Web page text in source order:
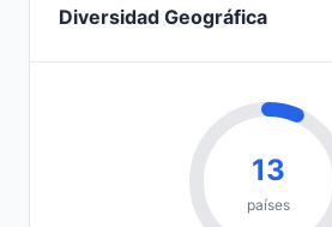
Diversidad Geográfica
13
países